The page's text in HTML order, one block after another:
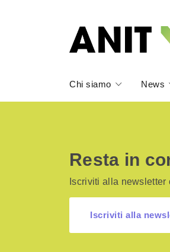
Chi siamo News
Resta in
Iscriviti alla
Iscriviti alla